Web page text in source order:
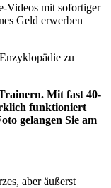
Videos mit sofortiger
Geld erwerben
zu
Mit fast 40-
funktioniert
gelangen Sie am
aber äußerst